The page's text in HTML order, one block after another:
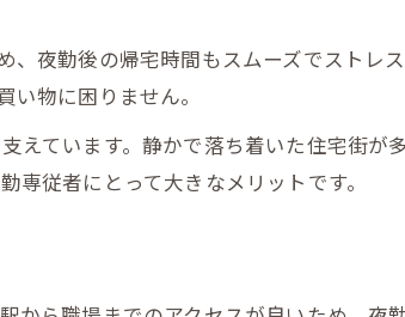
夜勤後の帰宅時間もスムーズでストレ
物に困りません。
えています。静かで落ち着いた住宅街が
従者にとって大きなメリットです。